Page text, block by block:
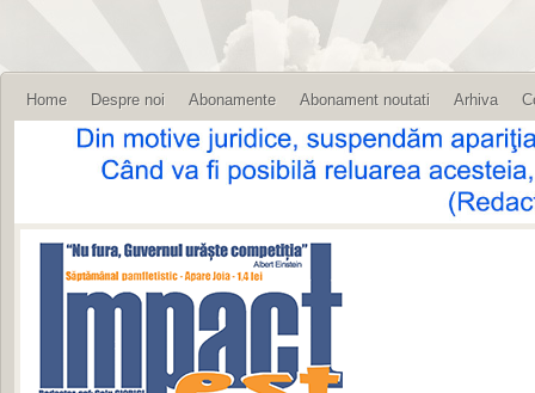
Home Despre noi Abonamente Abonament noutati Arhiva